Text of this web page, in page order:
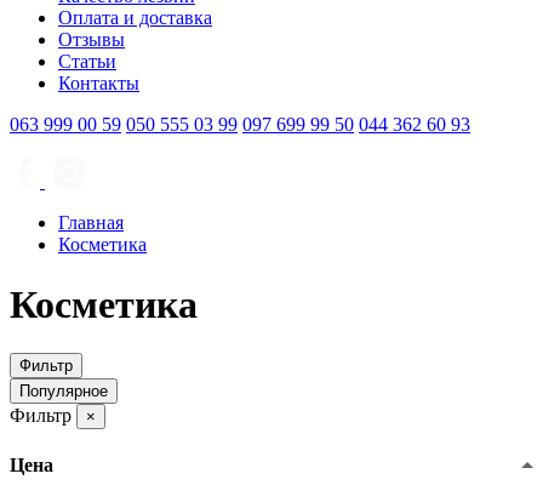
Оплата и доставка
Отзывы
Статьи
Контакты
063 999 00 59 050 555 03 99 097 699 99 50 044 362 60 93
Главная
Косметика
Косметика
Фильтр
Популярное
Фильтр ×
Цена